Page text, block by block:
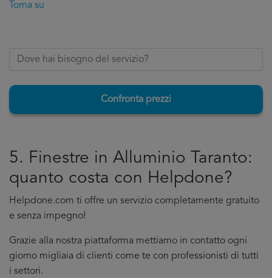
Torna su
Confronta prezzi
5. Finestre in Alluminio Taranto:
quanto costa con Helpdone?
Helpdone.com ti offre un servizio completamente gratuito
e senza impegno!
Grazie alla nostra piattaforma mettiamo in contatto ogni
giorno migliaia di clienti come te con professionisti di tutti
i settori.